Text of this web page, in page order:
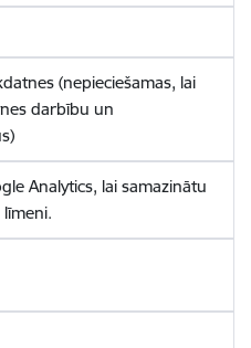
(nepieciešamas, lai
darbību un
Analytics, lai samazinātu